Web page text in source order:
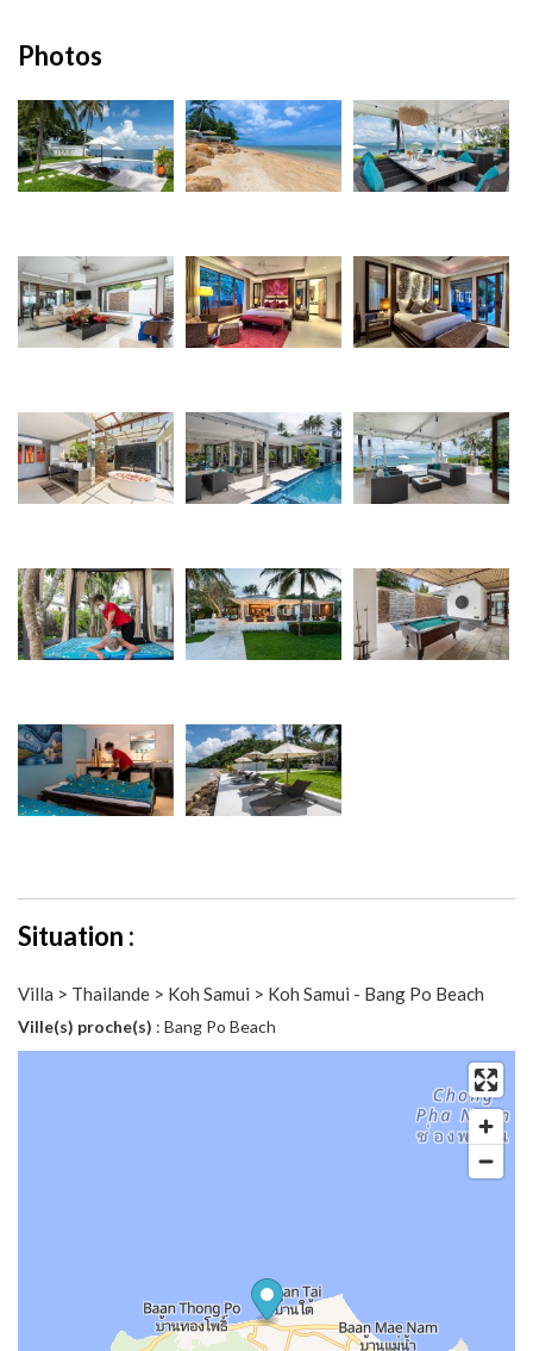
Photos
Situation :
Villa > Thailande > Koh Samui > Koh Samui - Bang Po Beach
Ville(s) proche(s) : Bang Po Beach